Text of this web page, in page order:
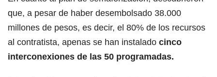
que, a pesar de haber desembolsado 38.000
millones de pesos, es decir, el 80% de los recursos
al contratista, apenas se han instalado cinco
interconexiones de las 50 programadas.